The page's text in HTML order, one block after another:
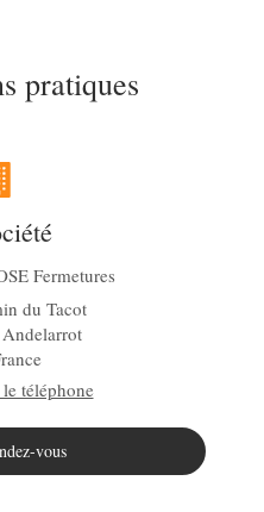
pratiques
Fermetures
du Tacot
Andelarrot
téléphone
vous